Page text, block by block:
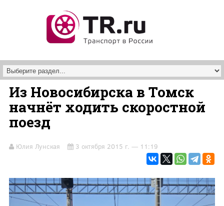
Из Новосибирска в Томск
начнёт ходить скоростной
поезд
Юлия Лунская 3 октября 2015 г. — 11:19